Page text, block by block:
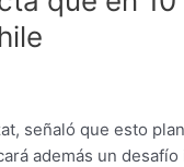
señaló que esto
además un